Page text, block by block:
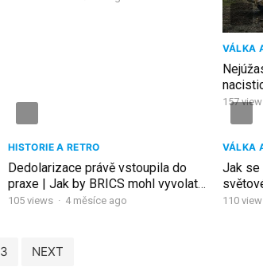
VÁLKA
157
HISTORIE A RETRO
Dedolarizace právě vstoupila do
praxe | Jak by BRICS mohl vyvolat
ekonomický kolaps USA během 12
105 views · 4 měsíce ago
VÁLKA
Jak se
110
3 NEXT